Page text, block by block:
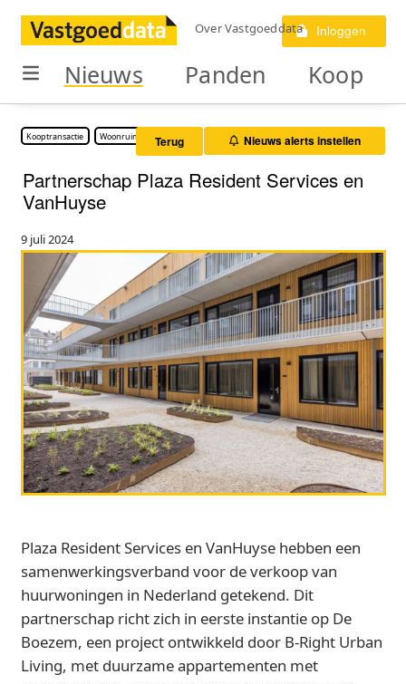
Over Vastgoeddata Inloggen
Nieuws Panden Koop
Kooptransactie Woonruimte Terug Nieuws alerts instellen
Partnerschap Plaza Resident Services en
VanHuyse
9 juli 2024
Plaza Resident Services en VanHuyse hebben een
samenwerkingsverband voor de verkoop van
huurwoningen in Nederland getekend. Dit
partnerschap richt zich in eerste instantie op De
Boezem, een project ontwikkeld door B-Right Urban
Living, met duurzame appartementen met